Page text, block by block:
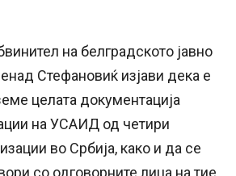
на белградското јавно
Стефановиќ изјави дека е
целата документација
на УСАИД од четири
во Србија, како и да се
со одговорните лица на тие